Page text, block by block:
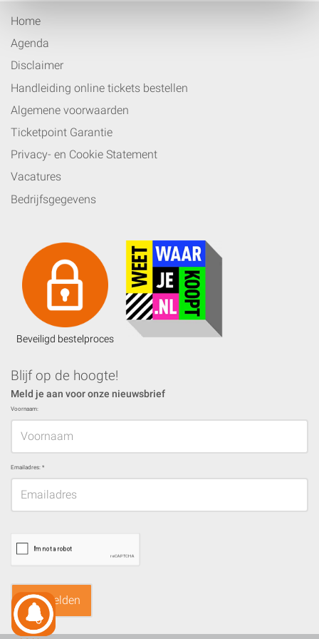
Home
Agenda
Disclaimer
Handleiding online tickets bestellen
Algemene voorwaarden
Ticketpoint Garantie
Privacy- en Cookie Statement
Vacatures
Bedrijfsgegevens
Beveiligd bestelproces
Blijf op de hoogte!
Meld je aan voor onze nieuwsbrief
Voornaam:
Emailadres: *
Aanmelden